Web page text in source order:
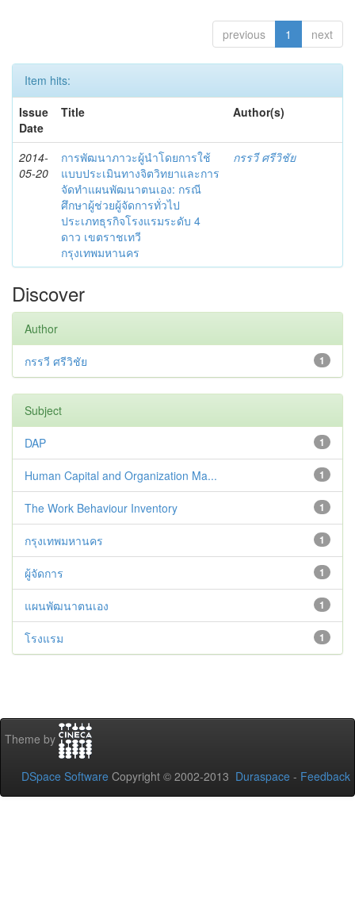
previous 1 next
Item hits:
Issue
Date
Title Author(s)
2014-
05-20
การพัฒนาภาวะผู้นำโดยการใช้
แบบประเมินทางจิตวิทยาและการ
จัดทำแผนพัฒนาตนเอง: กรณี
ศึกษาผู้ช่วยผู้จัดการทั่วไป
ประเภทธุรกิจโรงแรมระดับ 4
ดาว เขตราชเทวี
กรุงเทพมหานคร
กรรวี ศรีวิชัย
Discover
Author
1
กรรวี ศรีวิชัย
Subject
1
DAP
1
Human Capital and Organization Ma...
1
The Work Behaviour Inventory
1
กรุงเทพมหานคร
1
ผู้จัดการ
1
แผนพัฒนาตนเอง
1
โรงแรม
Theme by
DSpace Software Copyright © 2002-2013 Duraspace - Feedback